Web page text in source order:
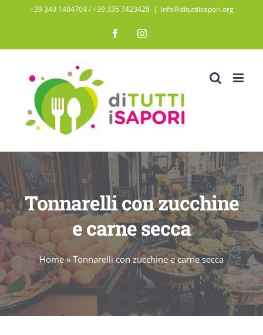
contenuto
+39 340 1404704 / ‭+39 335 7423428‬ | info@dituttiisapori.org
FacebookInstagram
Tonnarelli con zucchine
e carne secca
Home» Tonnarelli con zucchine e carne secca